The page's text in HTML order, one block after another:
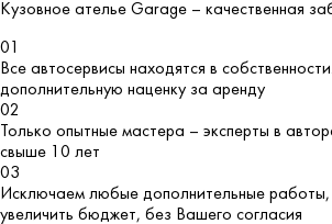
Кузовное ателье Garage – качественная
01
Все автосервисы находятся в
дополнительную наценку за аренду
02
Только опытные мастера – эксперты в
свыше 10 лет
03
Исключаем любые дополнительные работы,
увеличить бюджет, без Вашего согласия